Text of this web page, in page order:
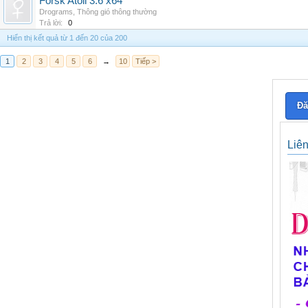
Drograms Thông gió thông thường
Trả lời:
0
Hiển thị kết quả từ 1 đến 20 của 200
1 2 3 4 5 6 → 10 Tiếp >